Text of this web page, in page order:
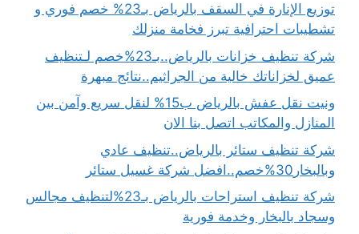
توزيع الإنارة في السقف بالرياض بـ23% خصم فوري و
تشطيبات احترافية تبرز فخامة منزلك
شركة تنظيف خزانات بالرياض..بـ23%خصم لـتنظيف
عميق لخزاناتك خالية من الجراثيم..نتائج مبهرة
ونيت نقل عفش بالرياض ب15% لنقل سريع وآمن بين
المنازل والمكاتب اتصل بنا الان
شركة تنظيف ستائر بالرياض..تنظيف عادي
وبالبخار30%خصم..افضل شركة غسيل ستائر
شركة تنظيف استراحات بالرياض بـ23%لتنظيف مجالس
وسجاد بالبخار وخدمة فورية